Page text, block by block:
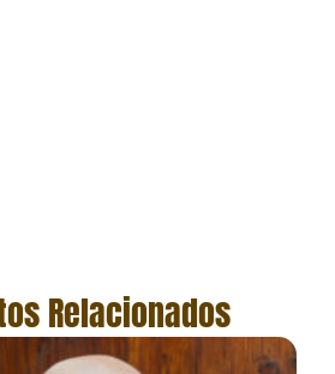
Relacionados